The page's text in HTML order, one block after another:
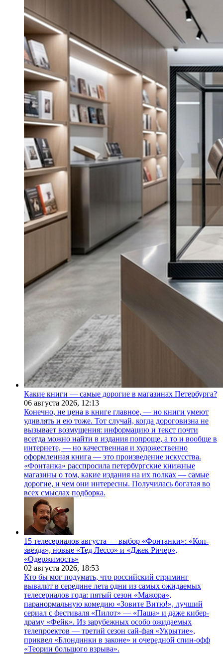
Какие книги — самые дорогие в магазинах Петербурга?
06 августа 2026, 12:13
Конечно, не цена в книге главное, — но книги умеют
удивлять и ею тоже. Тот случай, когда дороговизна не
вызывает возмущения: информацию и текст почти
всегда можно найти в издания попроще, а то и вообще в
интернете, — но качественная и художественно
оформленная книга — это произведение искусства.
«Фонтанка» расспросила петербургские книжные
магазины о том, какие издания на их полках — самые
дорогие, и чем они интересны. Получилась богатая во
всех смыслах подборка.
15 телесериалов августа — выбор «Фонтанки»: «Коп-
звезда», новые «Тед Лессо» и «Джек Ричер»,
«Одержимость»
02 августа 2026, 18:53
Кто бы мог подумать, что российский стриминг
вывалит в середине лета одни из самых ожидаемых
телесериалов года: пятый сезон «Мажора»,
паранормальную комедию «Зовите Витю!», лучший
сериал с фестиваля «Пилот» — «Паша» и даже кибер-
драму «Фейк». Из зарубежных особо ожидаемых
телепроектов — третий сезон сай-фая «Укрытие»,
приквел «Блондинки в законе» и очередной спин-офф
«Теории большого взрыва».